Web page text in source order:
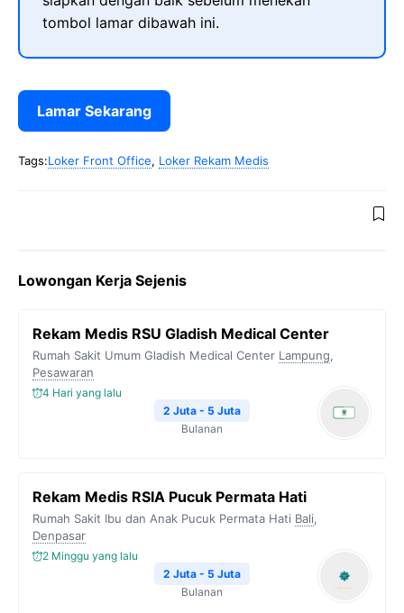
tombol lamar dibawah ini.
Lamar Sekarang
Tags:Loker Front Office, Loker Rekam Medis
Lowongan Kerja Sejenis
Rekam Medis RSU Gladish Medical Center
Rumah Sakit Umum Gladish Medical Center Lampung,
Pesawaran
4 Hari yang lalu
2 Juta - 5 Juta
Bulanan
Rekam Medis RSIA Pucuk Permata Hati
Rumah Sakit Ibu dan Anak Pucuk Permata Hati Bali,
Denpasar
2 Minggu yang lalu
2 Juta - 5 Juta
Bulanan